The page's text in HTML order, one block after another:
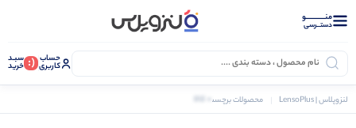
منــــــــــــو
دستــرسی
حساب
کاربری (: سبـد
خرید
لنزوپلاس | LensoPlus محصولات برچسب خورده “فون مشکی”